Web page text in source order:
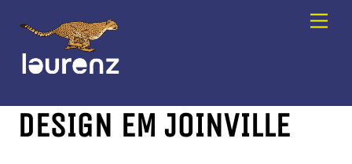
content
DESIGN EM JOINVILLE